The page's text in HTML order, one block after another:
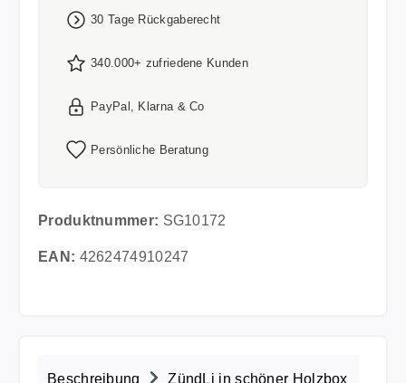
30 Tage Rückgaberecht
340.000+ zufriedene Kunden
PayPal, Klarna & Co
Persönliche Beratung
Produktnummer: SG10172
EAN: 4262474910247
Beschreibung ZündLi in schöner Holzbox